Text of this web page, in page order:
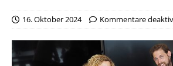
16. Oktober 2024 Kommentare